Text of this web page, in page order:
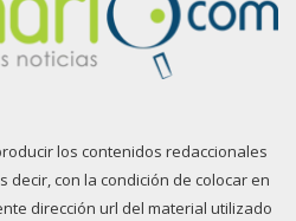
los contenidos redaccionales
decir, con la condición de colocar en
dirección url del material utilizado